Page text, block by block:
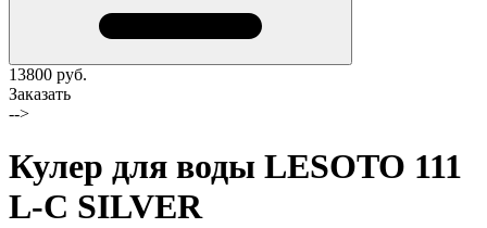
13800 руб.
Заказать
-->
Кулер для воды LESOTO 111
L-C SILVER